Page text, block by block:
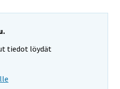
tiedot löydät